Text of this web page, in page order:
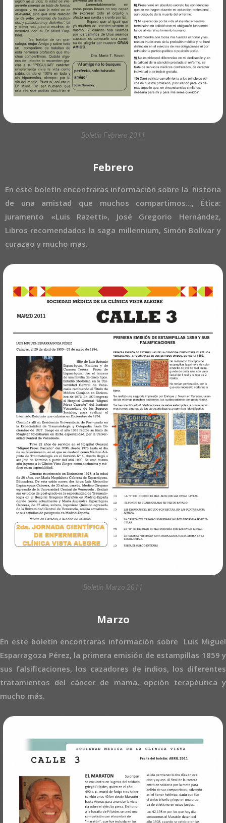
Boletín Febrero 2011
Febrero
En este boletín encontraras información sobre la historia
de una amistad que muchos compartimos…, Ética:
juramento «Luis Razetti», José Gregorio Hernández,
Libros recomendados la saga millennium, Simón Bolívar y
curazao y mucho mas.
Boletín Marzo 2011
Marzo
En este boletín encontraras información sobre Luis Miguel
Esparragoza Pérez, la primera emisión de estampillas 1859 y
sus falsificaciones, los cazadores de indios, los diferentes
tratamientos del cáncer de mama, opción terapéutica y
mucho más.